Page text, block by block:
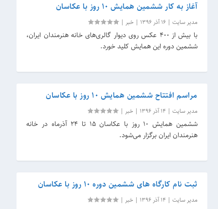
آغاز به کار ششمین همایش ۱۰ روز با عکاسان
مدیر سایت |16 آذر 1396 | خبر |
با بیش از ۴۰۰ عکس روی دیوار گالری‌های خانه هنرمندان ایران،
ششمین دوره این همایش کلید خورد.
مراسم افتتاح ششمین همایش ۱۰ روز با عکاسان
مدیر سایت | 14 آذر 1396 | خبر |
ششمین همایش ۱۰ روز با عکاسان ۱۵ تا ۲۴ آذرماه در خانه
هنرمندان ایران برگزار می‌شود.
ثبت نام کارگاه های ششمین دوره ۱۰ روز با عکاسان
مدیر سایت | 14 آذر 1396 | خبر |